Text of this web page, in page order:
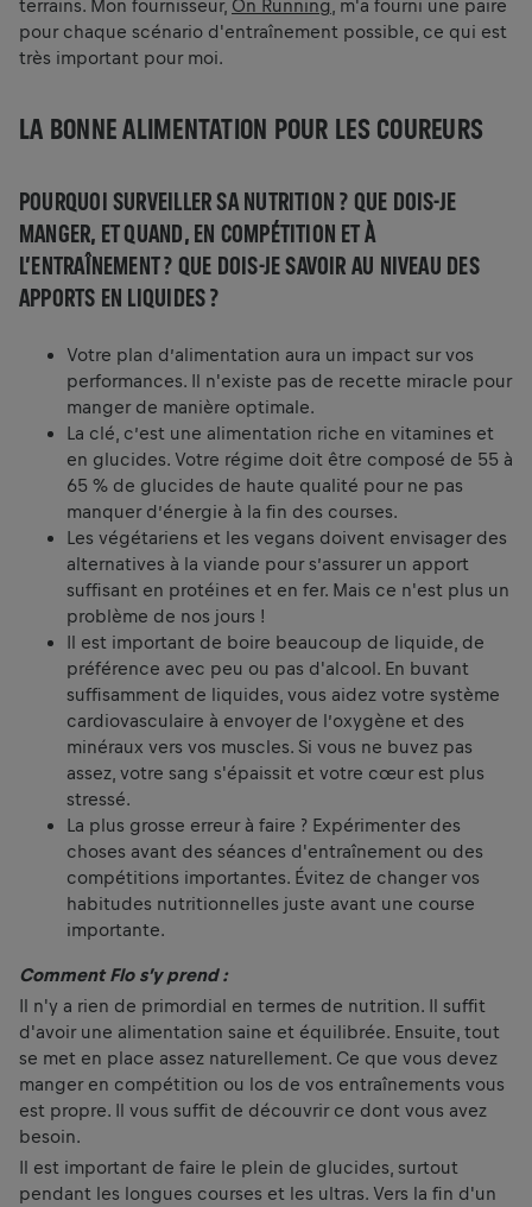
terrains. Mon fournisseur, On Running , m'a fourni une paire
pour chaque scénario d'entraînement possible, ce qui est
très important pour moi.
LA BONNE ALIMENTATION POUR LES COUREURS
POURQUOI SURVEILLER SA NUTRITION ? QUE DOIS-JE
MANGER, ET QUAND, EN COMPÉTITION ET À
L’ENTRAÎNEMENT ? QUE DOIS-JE SAVOIR AU NIVEAU DES
APPORTS EN LIQUIDES ?
Votre plan d’alimentation aura un impact sur vos
performances. Il n'existe pas de recette miracle pour
manger de manière optimale.
La clé, c’est une alimentation riche en vitamines et
en glucides. Votre régime doit être composé de 55 à
65 % de glucides de haute qualité pour ne pas
manquer d’énergie à la fin des courses.
Les végétariens et les vegans doivent envisager des
alternatives à la viande pour s’assurer un apport
suffisant en protéines et en fer. Mais ce n'est plus un
problème de nos jours !
Il est important de boire beaucoup de liquide, de
préférence avec peu ou pas d'alcool. En buvant
suffisamment de liquides, vous aidez votre système
cardiovasculaire à envoyer de l’oxygène et des
minéraux vers vos muscles. Si vous ne buvez pas
assez, votre sang s'épaissit et votre cœur est plus
stressé.
La plus grosse erreur à faire ? Expérimenter des
choses avant des séances d'entraînement ou des
compétitions importantes. Évitez de changer vos
habitudes nutritionnelles juste avant une course
importante.
Comment Flo s’y prend :
Il n'y a rien de primordial en termes de nutrition. Il suffit
d'avoir une alimentation saine et équilibrée. Ensuite, tout
se met en place assez naturellement. Ce que vous devez
manger en compétition ou los de vos entraînements vous
est propre. Il vous suffit de découvrir ce dont vous avez
besoin.
Il est important de faire le plein de glucides, surtout
pendant les longues courses et les ultras. Vers la fin d'un